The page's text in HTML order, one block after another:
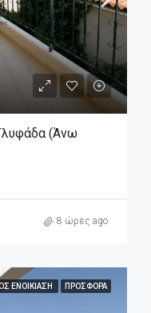
(Άνω
8 ώρες ago
ΕΝΟΙΚΊΑΣΗ ΠΡΟΣΦΟΡΆ